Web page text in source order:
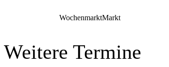
WochenmarktMarkt
Weitere Termine